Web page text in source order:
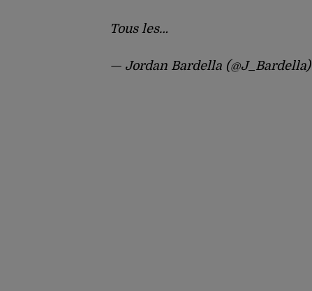
Tous les…
— Jordan Bardella (@J_Bardella)